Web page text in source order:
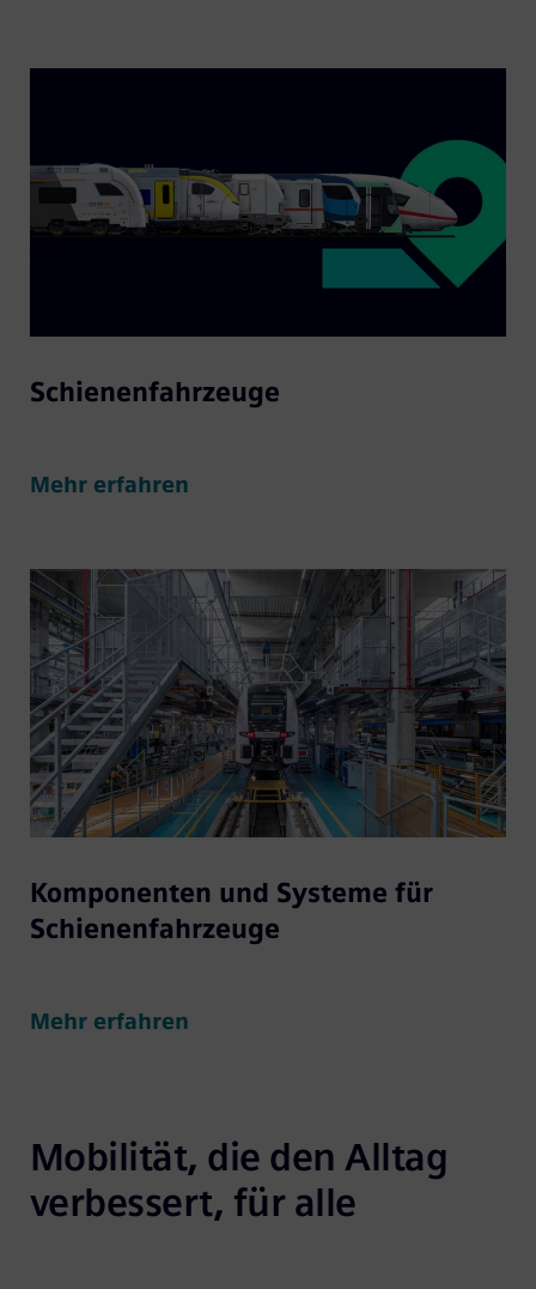
Schienenfahrzeuge
Mehr erfahren
Komponenten und Systeme für
Schienenfahrzeuge
Mehr erfahren
Mobilität, die den Alltag
verbessert, für alle